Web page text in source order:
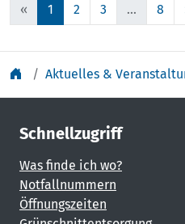
« 1 2 3 ... 8
Aktuelles &
Schnellzugriff
Was finde ich wo?
Notfallnummern
Öffnungszeiten